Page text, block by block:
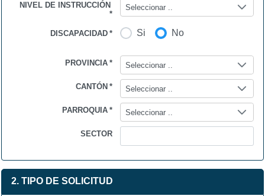
NIVEL DE INSTRUCCIÓN
*
Seleccionar ..
DISCAPACIDAD * Si No
PROVINCIA * Seleccionar ..
CANTÓN * Seleccionar ..
PARROQUIA * Seleccionar ..
SECTOR
2. TIPO DE SOLICITUD